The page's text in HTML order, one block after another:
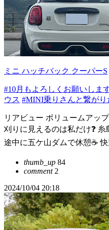
ミニ ハッチバック クーパーS
#10月もよろしくお願いしま
ウス #MINI乗りさんと繋がり
リアビュー ボリュームアッ
刈りに見えるのは私だけ❓
途中に五ケ山ダムで休憩☕️
thumb_up 84
comment2
2024/10/04 20:18